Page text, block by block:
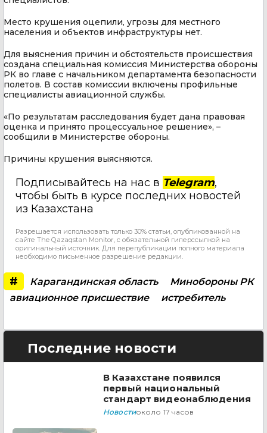
Место крушения оцепили, угрозы для местного
населения и объектов инфраструктуры нет.
Для выяснения причин и обстоятельств происшествия
создана специальная комиссия Министерства обороны
РК во главе с начальником департамента безопасности
полетов. В состав комиссии включены профильные
специалисты авиационной службы.
«По результатам расследования будет дана правовая
оценка и принято процессуальное решение», –
сообщили в Министерстве обороны.
Причины крушения выясняются.
Подписывайтесь на нас в Telegram,
чтобы быть в курсе последних новостей
из Казахстана
Разрешается использовать только 30% статьи, опубликованной на
сайте The Qazaqstan Monitor, с обязательной гиперссылкой на
оригинальный источник. Для перепубликации полного материала
необходимо письменное разрешение редакции.
# Карагандинская область
Минобороны РК
авиационное присшествие
истребитель
Последние новости
В Казахстане появился
первый национальный
стандарт видеонаблюдения
Новостиоколо 17 часов